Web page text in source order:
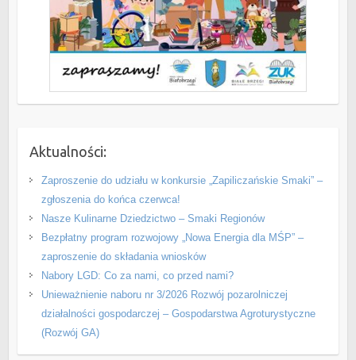
Aktualności:
Zaproszenie do udziału w konkursie „Zapiliczańskie Smaki” –
zgłoszenia do końca czerwca!
Nasze Kulinarne Dziedzictwo – Smaki Regionów
Bezpłatny program rozwojowy „Nowa Energia dla MŚP” –
zaproszenie do składania wniosków
Nabory LGD: Co za nami, co przed nami?
Unieważnienie naboru nr 3/2026 Rozwój pozarolniczej
działalności gospodarczej – Gospodarstwa Agroturystyczne
(Rozwój GA)